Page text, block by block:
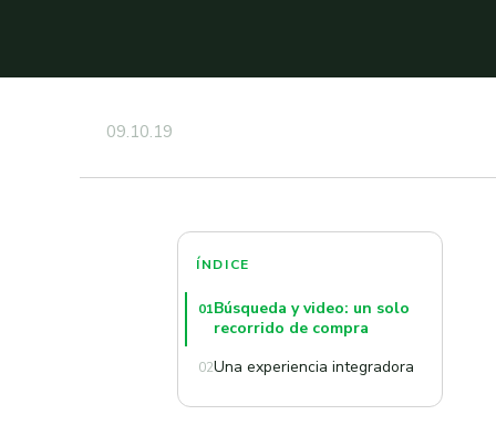
09.10.19
ÍNDICE
01Búsqueda y video: un solo
recorrido de compra
02Una experiencia integradora